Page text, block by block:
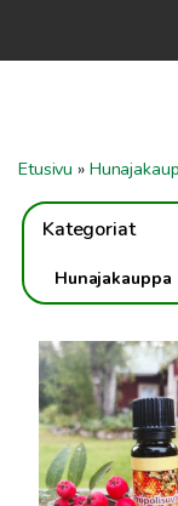
Mehiläistarhaaja
Yhteydenotto
Ohjeet ja vinkit
Etusivu »
Kategoriat
Hunajakauppa
Perinteinen
Maustetut
Hunajaherkut
Luonnon
Teet &